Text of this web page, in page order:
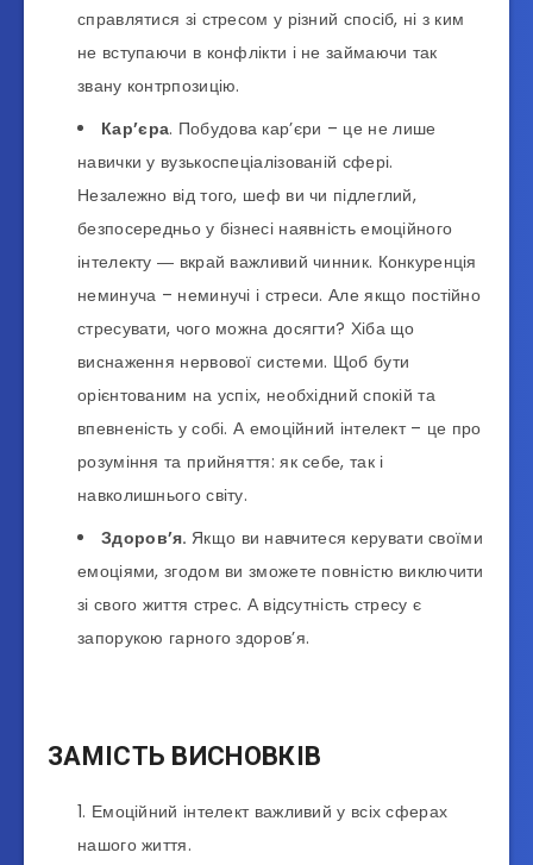
справлятися зі стресом у різний спосіб, ні з ким
не вступаючи в конфлікти і не займаючи так
звану контрпозицію.
Кар’єра. Побудова кар’єри – це не лише
навички у вузькоспеціалізованій сфері.
Незалежно від того, шеф ви чи підлеглий,
безпосередньо у бізнесі наявність емоційного
інтелекту ― вкрай важливий чинник. Конкуренція
неминуча – неминучі і стреси. Але якщо постійно
стресувати, чого можна досягти? Хіба що
виснаження нервової системи. Щоб бути
орієнтованим на успіх, необхідний спокій та
впевненість у собі. А емоційний інтелект – це про
розуміння та прийняття: як себе, так і
навколишнього світу.
Здоров’я. Якщо ви навчитеся керувати своїми
емоціями, згодом ви зможете повністю виключити
зі свого життя стрес. А відсутність стресу є
запорукою гарного здоров’я.
ЗАМІСТЬ ВИСНОВКІВ
Емоційний інтелект важливий у всіх сферах
нашого життя.